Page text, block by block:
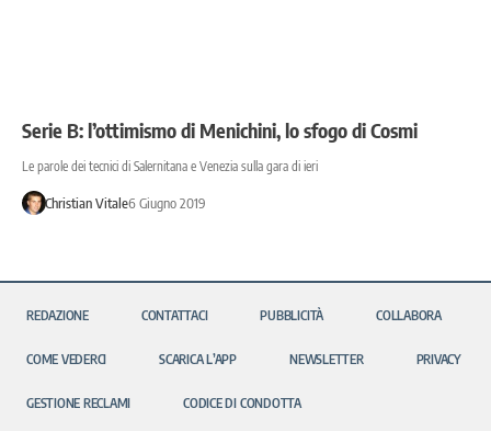
Serie B: l’ottimismo di Menichini, lo sfogo di Cosmi
Le parole dei tecnici di Salernitana e Venezia sulla gara di ieri
Christian Vitale6 Giugno 2019
REDAZIONE CONTATTACI PUBBLICITÀ COLLABORA
COME VEDERCI SCARICA L’APP NEWSLETTER PRIVACY
GESTIONE RECLAMI CODICE DI CONDOTTA